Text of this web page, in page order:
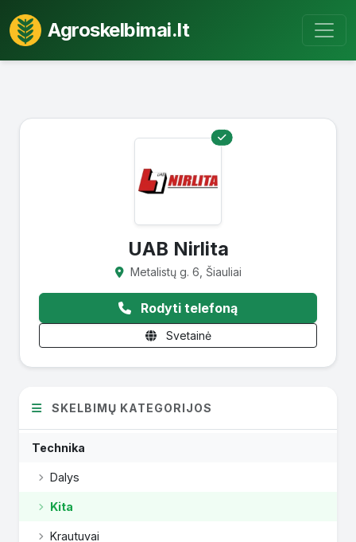
Agroskelbimai.lt
UAB Nirlita
Metalistų g. 6, Šiauliai
Rodyti telefoną
Svetainė
SKELBIMŲ KATEGORIJOS
Technika
Dalys
Kita
Krautuvai